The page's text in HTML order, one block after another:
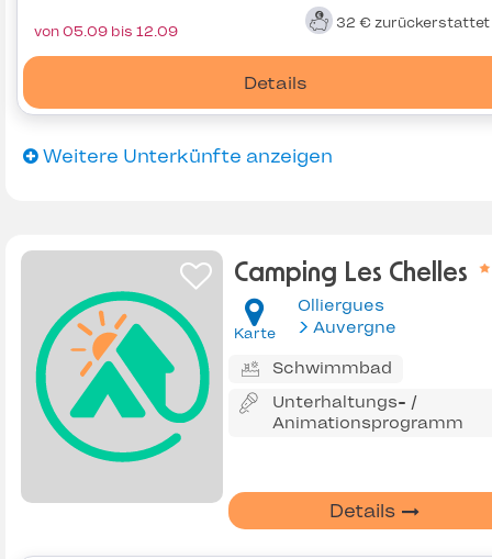
32 € zurückerstattet
Details
von 05.09 bis 12.09
Weitere Unterkünfte anzeigen
Camping Les Chelles
Karte
Olliergues
Auvergne
Schwimmbad
Unterhaltungs- /
Animationsprogramm
Details